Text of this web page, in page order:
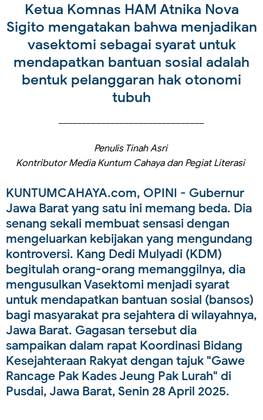
Ketua Komnas HAM Atnika Nova
Sigito mengatakan bahwa menjadikan
vasektomi sebagai syarat untuk
mendapatkan bantuan sosial adalah
bentuk pelanggaran hak otonomi
tubuh
Penulis Tinah Asri
Kontributor Media Kuntum Cahaya dan Pegiat Literasi
KUNTUMCAHAYA.com, OPINI - Gubernur
Jawa Barat yang satu ini memang beda. Dia
senang sekali membuat sensasi dengan
mengeluarkan kebijakan yang mengundang
kontroversi. Kang Dedi Mulyadi (KDM)
begitulah orang-orang memanggilnya, dia
mengusulkan Vasektomi menjadi syarat
untuk mendapatkan bantuan sosial (bansos)
bagi masyarakat pra sejahtera di wilayahnya,
Jawa Barat. Gagasan tersebut dia
sampaikan dalam rapat Koordinasi Bidang
Kesejahteraan Rakyat dengan tajuk "Gawe
Rancage Pak Kades Jeung Pak Lurah" di
Pusdai, Jawa Barat, Senin 28 April 2025.